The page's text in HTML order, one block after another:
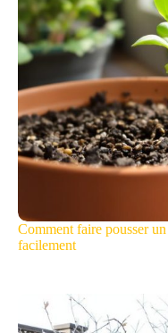
Comment faire pousser
facilement